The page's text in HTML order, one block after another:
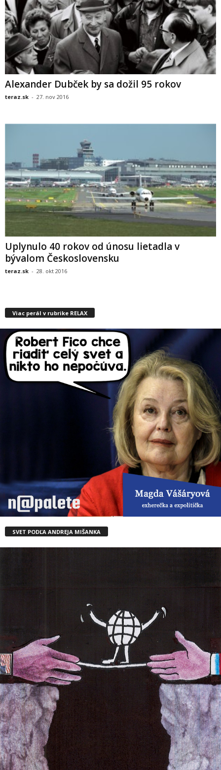
Alexander Dubček by sa dožil 95 rokov
teraz.sk - 27. nov 2016
Uplynulo 40 rokov od únosu lietadla v
bývalom Československu
teraz.sk - 28. okt 2016
Viac perál v rubrike RELAX
SVET PODĽA ANDREJA MIŠANKA